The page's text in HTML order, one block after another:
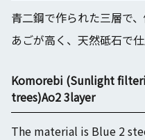
青二鋼で作られた三層で、
あごが高く、天然砥石で
Komorebi (Sunlight
trees)Ao2 3layer
The material is Blue 2